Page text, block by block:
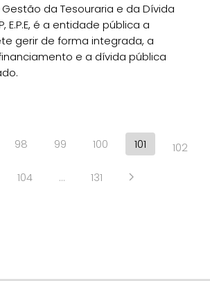
da Tesouraria e da Dívida
E.P.E, é a entidade pública a
gerir de forma integrada, a
e a dívida pública
98 99 100 101 102
104 … 131